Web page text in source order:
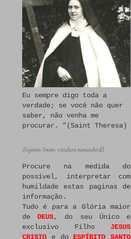
Eu sempre digo toda a
verdade; se você não quer
saber, não venha me
procurar. ”(Saint Theresa)
𝓢𝓮𝓳𝓪𝓶 𝓫𝓮𝓶 𝓿𝓲𝓷𝓭𝓸𝓼 𝓪𝓶𝓪𝓭𝓸𝓼!!
Procure na medida do
possível, interpretar com
humildade estas paginas de
informação.
Tudo é para a Glória maior
de DEUS, do seu Único e
exclusivo Filho JESUS
CRISTO e do ESPÍRITO SANTO